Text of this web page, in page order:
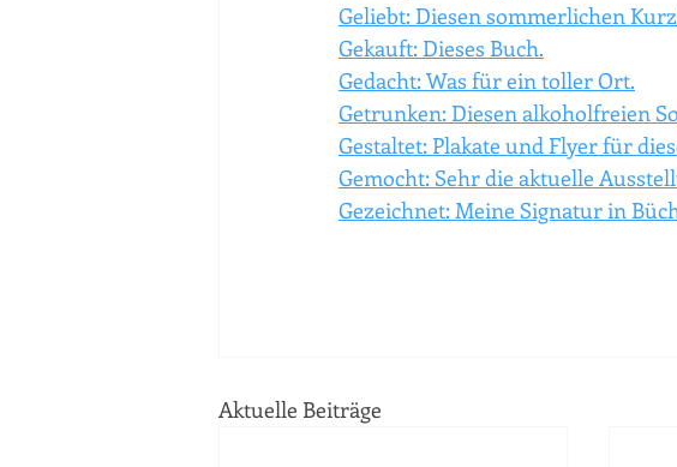
Geliebt: Diesen sommerlichen
Gekauft: Dieses Buch.
Gedacht: Was für ein toller Ort.
Getrunken: Diesen alkoholfreien
Gestaltet: Plakate und Flyer für
Gemocht: Sehr die aktuelle
Gezeichnet: Meine Signatur in
Aktuelle Beiträge